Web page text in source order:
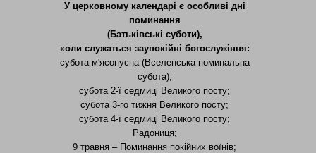
У церковному календарі є особливі дні
поминання
(Батьківські суботи),
коли служаться заупокійні богослужіння:
субота м'ясопусна (Вселенська поминальна
субота);
субота 2-ї седмиці Великого посту;
субота 3-го тижня Великого посту;
субота 4-ї седмиці Великого посту;
Радониця;
9 травня – Поминання покійних воїнів;